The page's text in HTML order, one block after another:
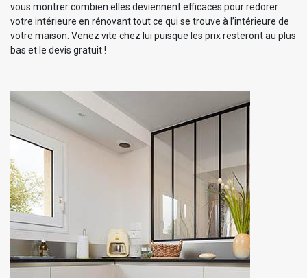
vous montrer combien elles deviennent efficaces pour redorer
votre intérieure en rénovant tout ce qui se trouve à l’intérieure de
votre maison. Venez vite chez lui puisque les prix resteront au plus
bas et le devis gratuit !